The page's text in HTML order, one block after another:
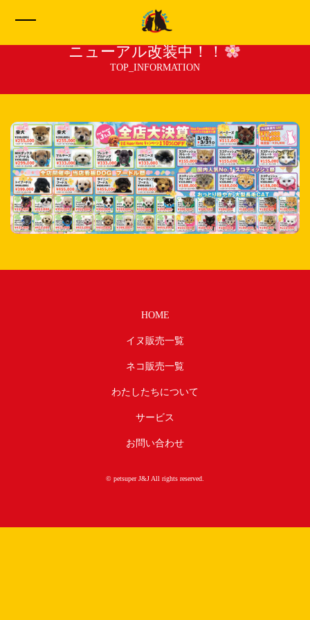
ネコ販売一覧
わたしたちについて
Pet Super J&Jただいまウェブサイトのリ
ニューアル改装中！！
TOP_INFORMATION
HOME
イヌ販売一覧
ネコ販売一覧
わたしたちについて
サービス
お問い合わせ
© petsuper J&J All rights reserved.